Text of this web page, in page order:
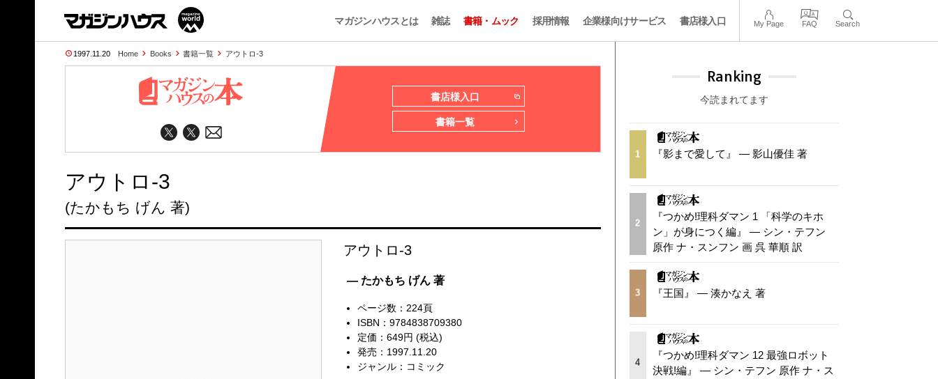
マガジンハウスとは 雑誌 書籍・ムック 採用情報 企業様向けサービス 書店様入口 My Page FAQ Search
1997.11.20 Home Books 書籍一覧 アウトロ-3
書店様入口
書籍一覧
アウトロ-3
(たかもち げん 著)
アウトロ-3
— たかもち げん 著
ページ数：224頁
ISBN：9784838709380
定価：649円 (税込)
発売：1997.11.20
ジャンル： コミック
Ranking
今読まれてます
1 『影まで愛して』 — 影山優佳 著
2
『つかめ!理科ダマン 1 「科学のキホ
ン」が身につく編』 — シン・テフン
原作 ナ・スンフン 画 呉 華順 訳
3 『王国』 — 湊かなえ 著
4
『つかめ!理科ダマン 12 最強ロボット
決戦!編』 — シン・テフン 原作 ナ・ス